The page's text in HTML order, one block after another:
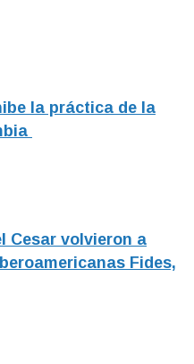
la práctica de la
Cesar volvieron a
Fides,